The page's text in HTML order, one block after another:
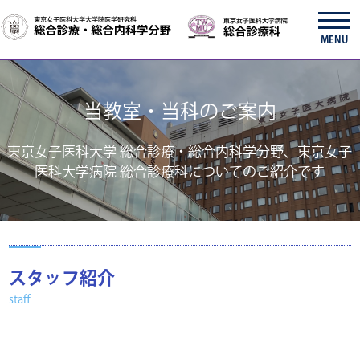
MENU
当教室・当科のご案内
東京女子医科大学 総合診療・総合内科学分野、東京女子
医科大学病院 総合診療科についてのご紹介です
スタッフ紹介
staff